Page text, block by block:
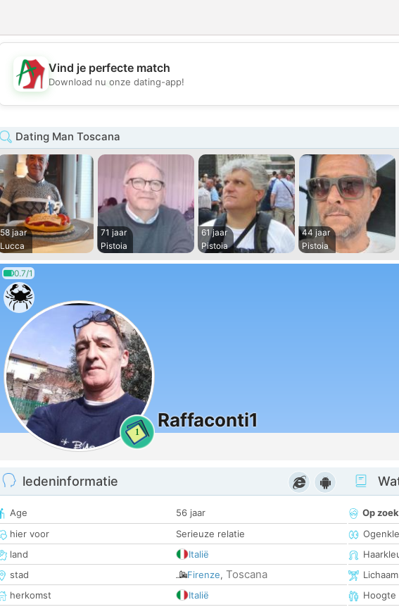
💕
Vind je perfecte match
Download nu onze dating-app!
Dating Man Toscana
58 jaar
Lucca
71 jaar
Pistoia
61 jaar
Pistoia
44 jaar
Pistoia
0.7/1
1
Raffaconti1
ledeninformatie
Age
56 jaar
hier voor
Serieuze relatie
land
Italië
stad
Firenze, Toscana
herkomst
Italië
Op
Hoogte